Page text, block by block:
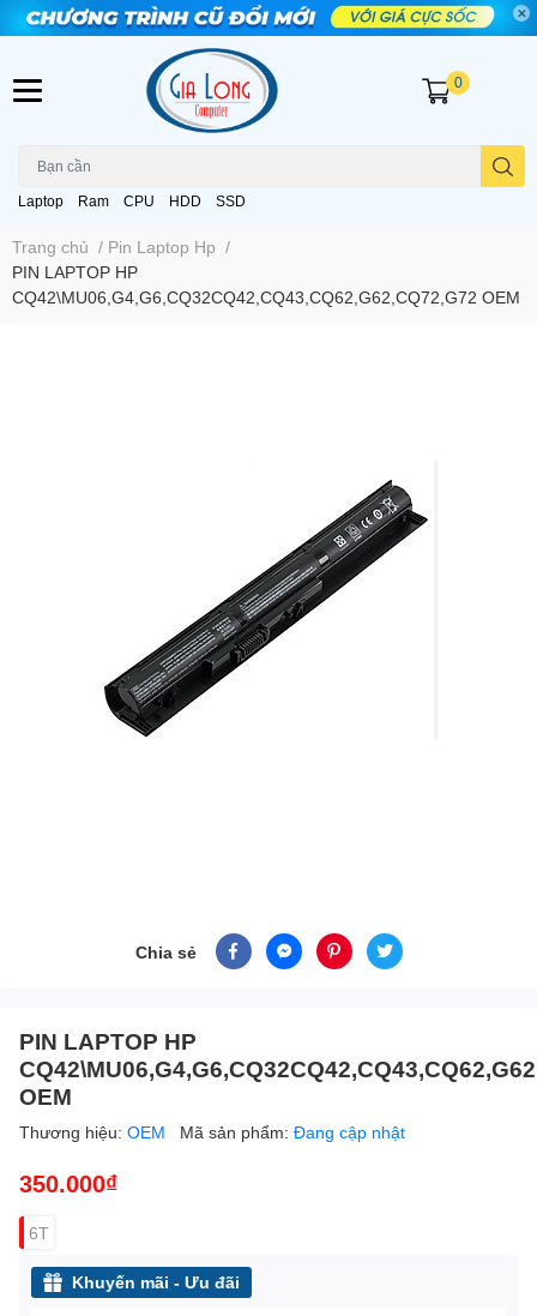
Laptop Ram CPU HDD SSD
0
Trang chủ / Pin Laptop Hp /
PIN LAPTOP HP
CQ42\MU06,G4,G6,CQ32CQ42,CQ43,CQ62,G62,CQ72,G72 OEM
Chia sẻ
PIN LAPTOP HP
OEM
Thương hiệu: OEM Mã sản phẩm: Đang cập nhật
350.000₫
6T
Khuyến mãi - Ưu đãi